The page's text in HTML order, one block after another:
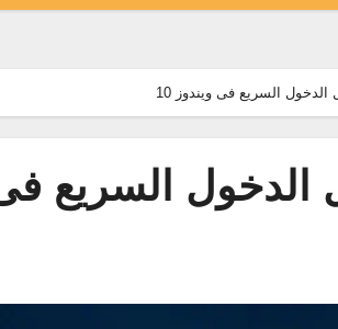
السريع فى ويندوز 10
السريع فى